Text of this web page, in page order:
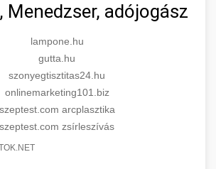
Menedzser, adójogász
lampone.hu
gutta.hu
szonyegtisztitas24.hu
onlinemarketing101.biz
szeptest.com arcplasztika
szeptest.com zsírleszívás